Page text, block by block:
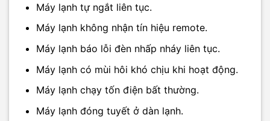
Máy lạnh tự ngắt liên tục.
Máy lạnh không nhận tín hiệu remote.
Máy lạnh báo lỗi đèn nhấp nháy liên tục.
Máy lạnh có mùi hôi khó chịu khi hoạt động.
Máy lạnh chạy tốn điện bất thường.
Máy lạnh đóng tuyết ở dàn lạnh.